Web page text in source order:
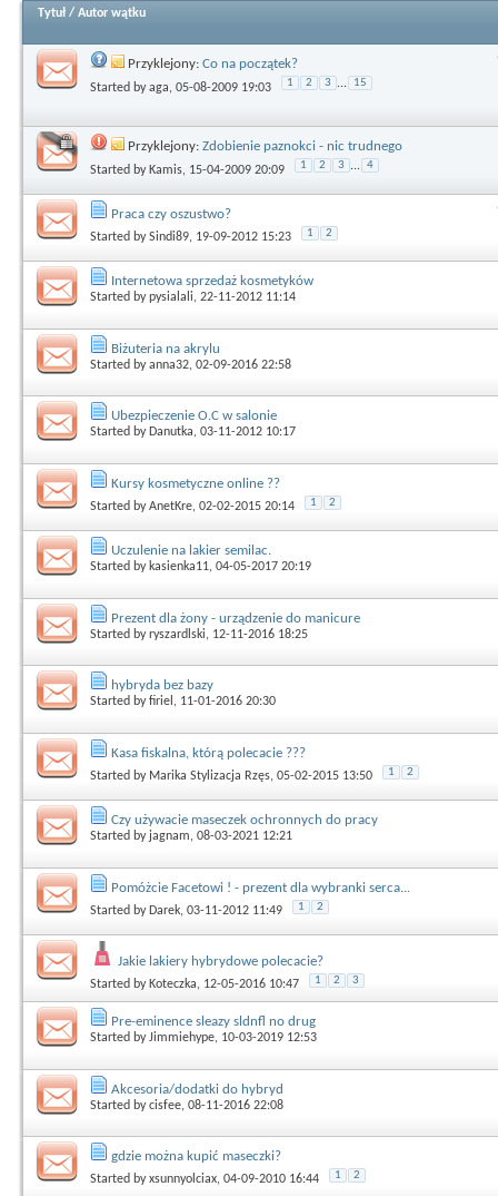
Tytuł / Autor wątku
Przyklejony: Co na początek?
Started byaga, 05-08-2009 19:03 1 2 3 ... 15
Przyklejony: Zdobienie paznokci - nic trudnego
Started by Kamis, 15-04-2009 20:09 1 2 3 ... 4
Praca czy oszustwo?
Started bySindi89, 19-09-2012 15:23 1 2
Internetowa sprzedaż kosmetyków
Started bypysialali, 22-11-2012 11:14
Biżuteria na akrylu
Started byanna32, 02-09-2016 22:58
Ubezpieczenie O.C w salonie
Started by Danutka, 03-11-2012 10:17
Kursy kosmetyczne online ??
Started byAnetKre, 02-02-2015 20:14 1 2
Uczulenie na lakier semilac.
Started by kasienka11, 04-05-2017 20:19
Prezent dla żony - urządzenie do manicure
Started byryszardlski, 12-11-2016 18:25
hybryda bez bazy
Started byfiriel , 11-01-2016 20:30
Kasa fiskalna, którą polecacie ???
Started by Marika Stylizacja Rzęs, 05-02-2015 13:50 1 2
Czy używacie maseczek ochronnych do pracy
Started by jagnam, 08-03-2021 12:21
Pomóżcie Facetowi ! - prezent dla wybranki serca...
Started by Darek, 03-11-2012 11:49 1 2
Jakie lakiery hybrydowe polecacie?
Started by Koteczka, 12-05-2016 10:47 1 2 3
Pre-eminence sleazy sldnfl no drug
Started byJimmiehype, 10-03-2019 12:53
Akcesoria/dodatki do hybryd
Started bycisfee, 08-11-2016 22:08
gdzie można kupić maseczki?
Started byxsunnyolciax, 04-09-2010 16:44 1 2